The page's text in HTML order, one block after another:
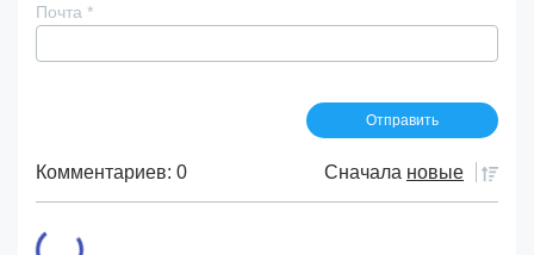
Почта *
Комментариев: 0 Сначала новые